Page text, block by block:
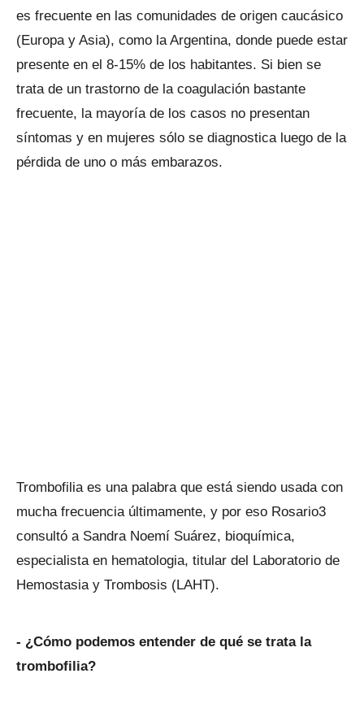
es frecuente en las comunidades de origen caucásico
(Europa y Asia), como la Argentina, donde puede estar
presente en el 8-15% de los habitantes. Si bien se
trata de un trastorno de la coagulación bastante
frecuente, la mayoría de los casos no presentan
síntomas y en mujeres sólo se diagnostica luego de la
pérdida de uno o más embarazos.
Trombofilia es una palabra que está siendo usada con
mucha frecuencia últimamente, y por eso Rosario3
consultó a Sandra Noemí Suárez, bioquímica,
especialista en hematologia, titular del Laboratorio de
Hemostasia y Trombosis (LAHT).
- ¿Cómo podemos entender de qué se trata la
trombofilia?